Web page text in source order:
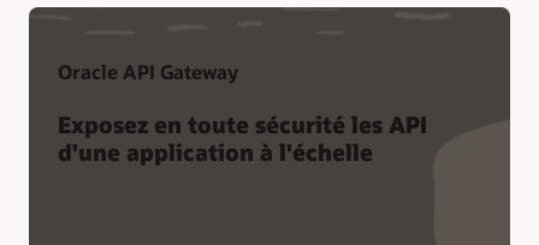
Oracle API Gateway
Exposez en toute sécurité les API
d'une application à l'échelle